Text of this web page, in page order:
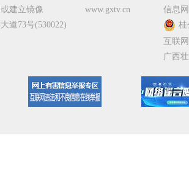
建立镜像
道73号(530022)
www.gxtv.cn
信息
桂
互联
广西